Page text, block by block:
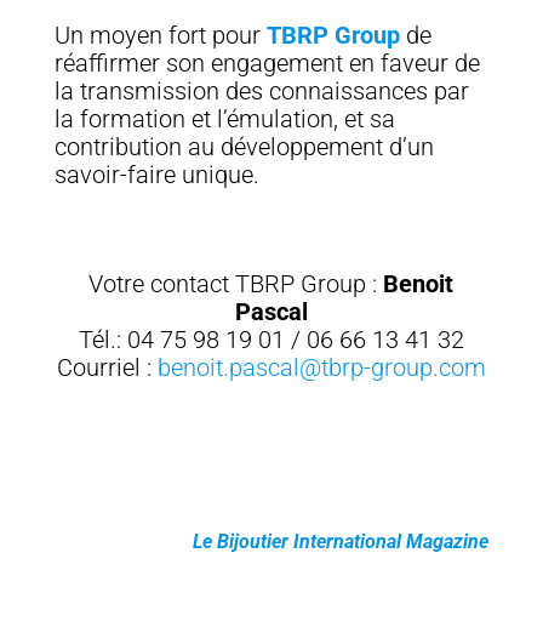
Un moyen fort pour TBRP Groupde
réaffirmer son engagement en faveur de
la transmission des connaissances par
la formation et l’émulation, et sa
contribution au développement d’un
savoir-faire unique.
Votre contact TBRP Group : Benoit
Pascal
Tél.: 04 75 98 19 01 / 06 66 13 41 32
Courriel : benoit.pascal@tbrp-group.com
Le Bijoutier International Magazine